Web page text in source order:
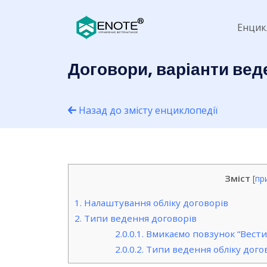
Договори, варіанти
Назад до змісту енциклопедії
Зміст [
1. Налаштування обліку договорів
2. Типи ведення договорів
2.0.0.1. Вмикаємо повзунок “Вести
2.0.0.2. Типи ведення обліку